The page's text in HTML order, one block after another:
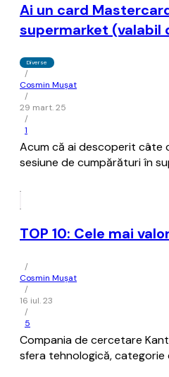
Ai un card
supermarket (valabil
Diverse
/
Cosmin Mușat
/
29 mart. 25
/
1
Acum că ai descoperit câte
sesiune de cumpărături în
TOP 10: Cele mai
/
Cosmin Mușat
/
16 iul. 23
/
5
Compania de cercetare
sfera tehnologică, categorie